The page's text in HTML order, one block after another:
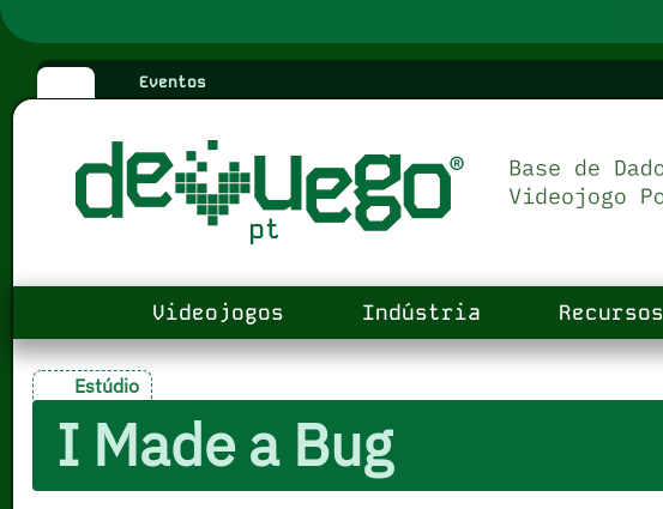
Eventos
Videojogos Indústria Recursos
Estúdio
I Made a Bug